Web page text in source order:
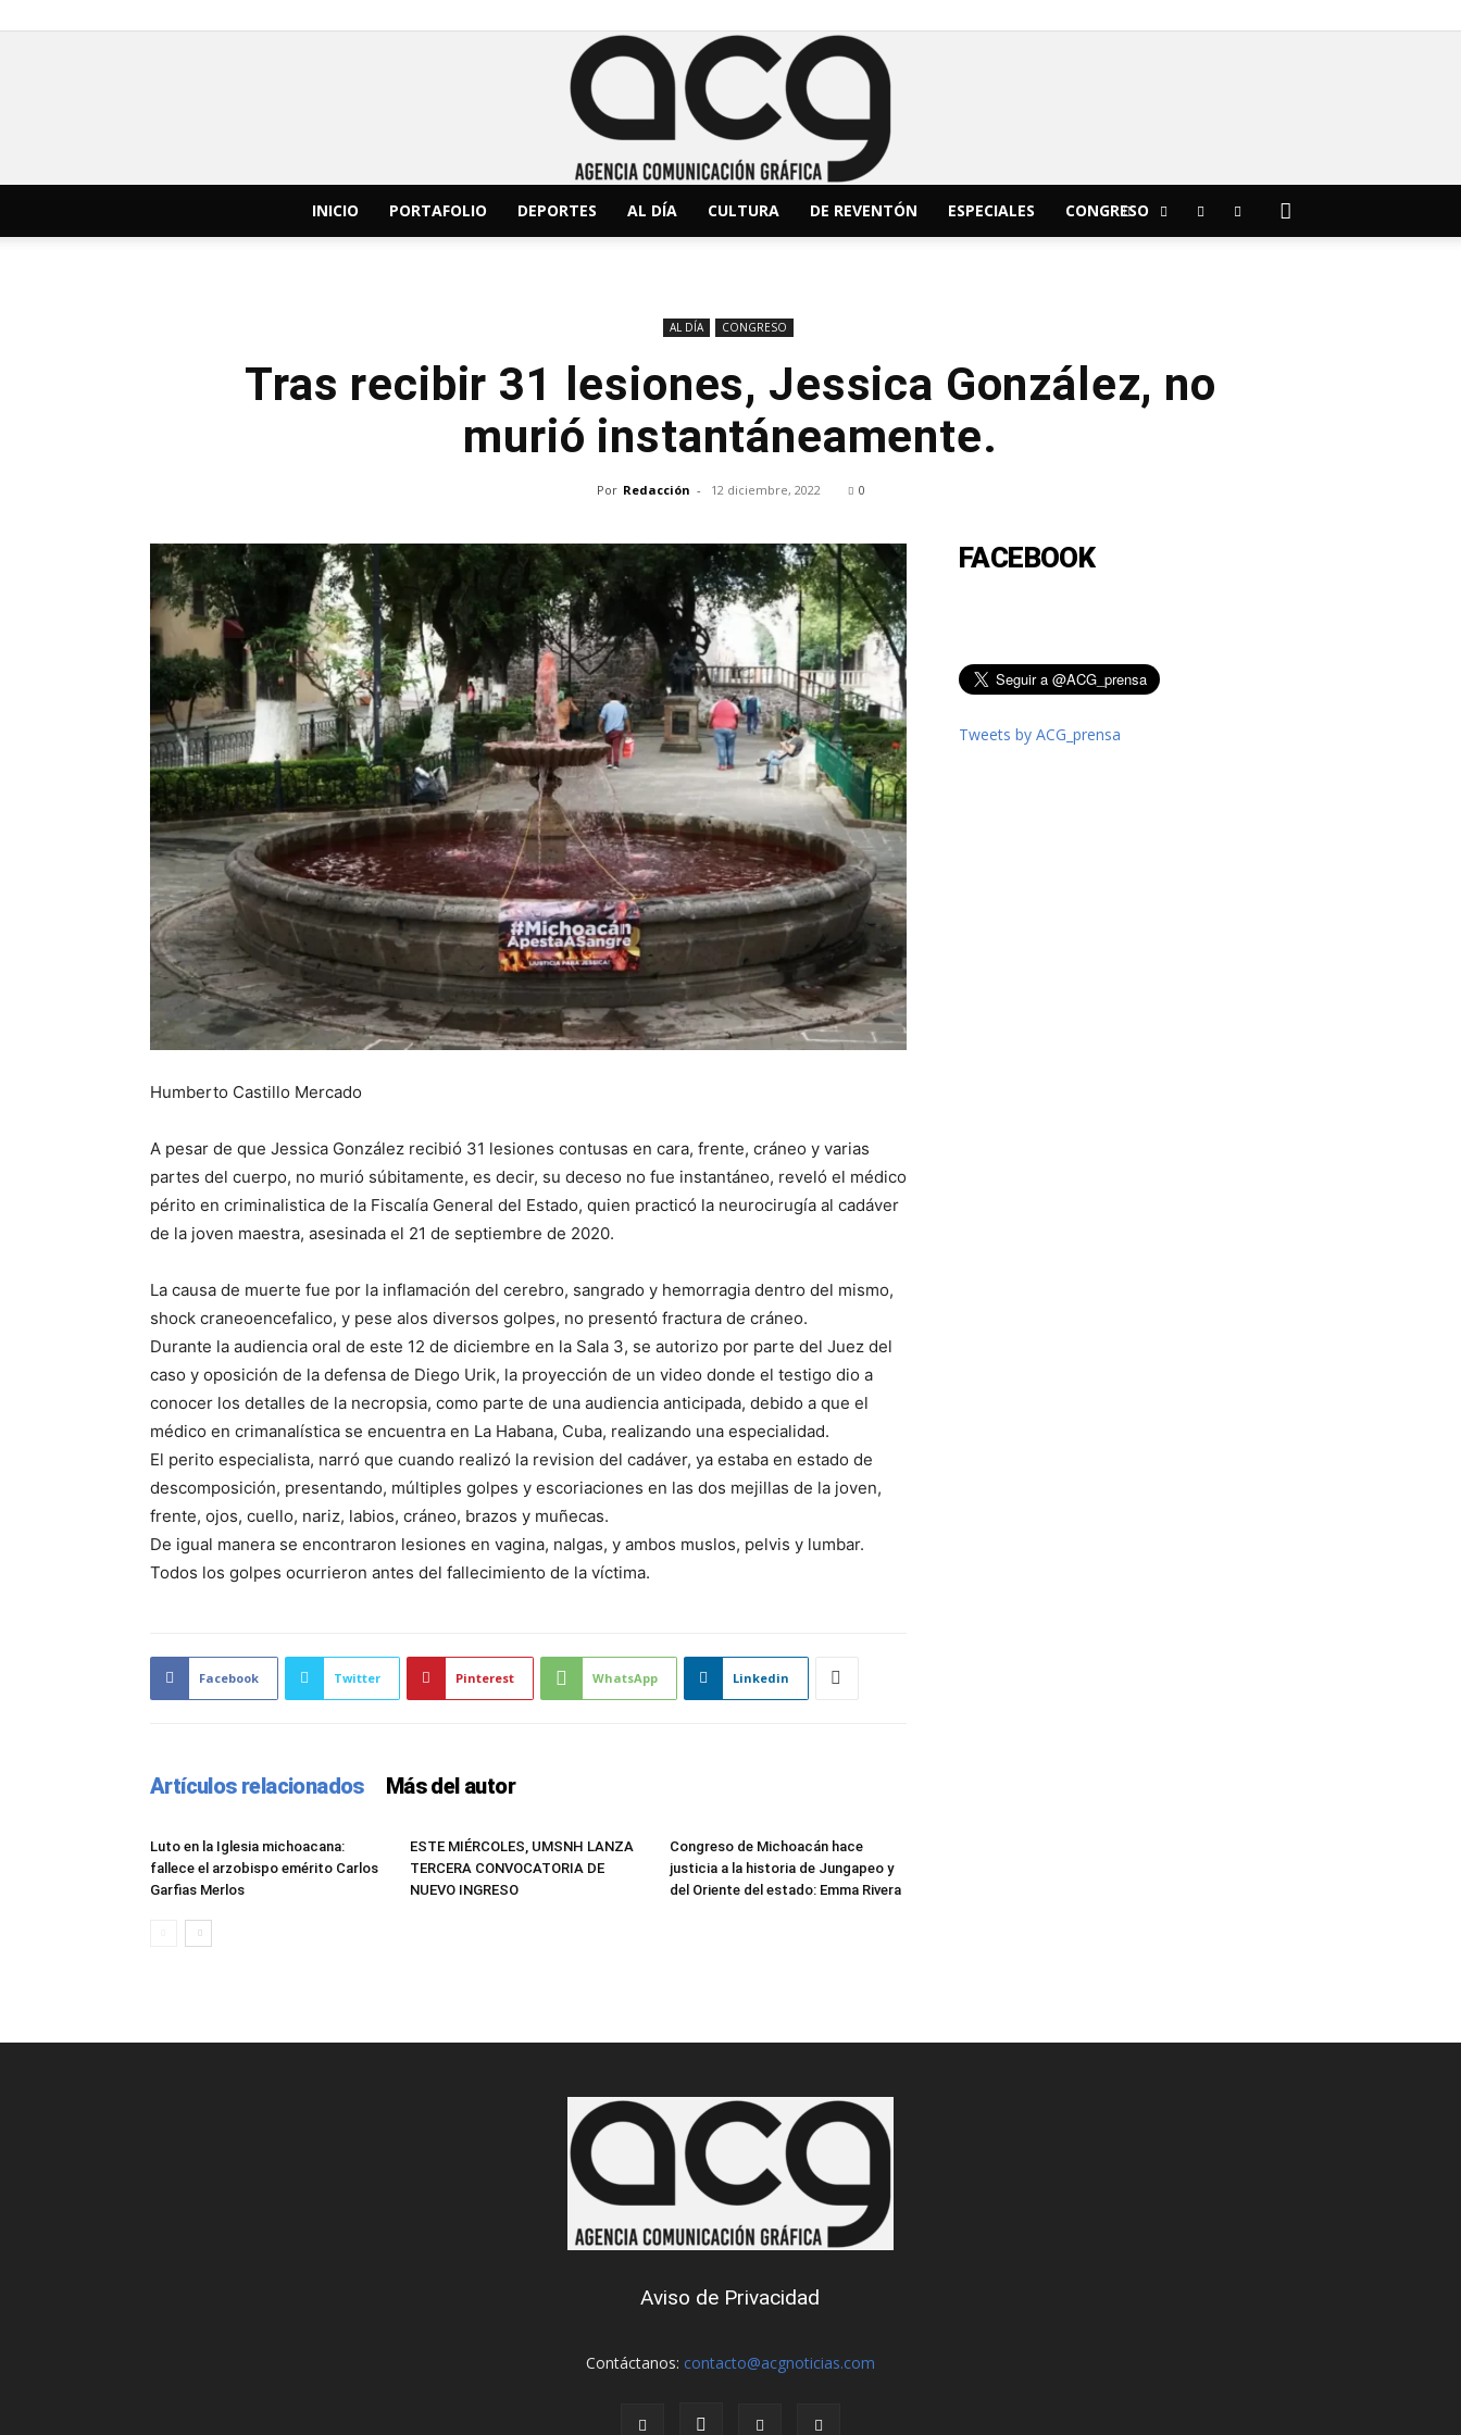
Noticias
INICIO PORTAFOLIO DEPORTES AL DÍA CULTURA DE REVENTÓN ESPECIALES CONGRESO
AL DÍA CONGRESO
Tras recibir 31 lesiones, Jessica González, no
murió instantáneamente.
Por Redacción - 12 diciembre, 2022 0
Humberto Castillo Mercado
A pesar de que Jessica González recibió 31 lesiones contusas en cara, frente, cráneo y varias
partes del cuerpo, no murió súbitamente, es decir, su deceso no fue instantáneo, reveló el médico
périto en criminalistica de la Fiscalía General del Estado, quien practicó la neurocirugía al cadáver
de la joven maestra, asesinada el 21 de septiembre de 2020.
La causa de muerte fue por la inflamación del cerebro, sangrado y hemorragia dentro del mismo,
shock craneoencefalico, y pese alos diversos golpes, no presentó fractura de cráneo.
Durante la audiencia oral de este 12 de diciembre en la Sala 3, se autorizo por parte del Juez del
caso y oposición de la defensa de Diego Urik, la proyección de un video donde el testigo dio a
conocer los detalles de la necropsia, como parte de una audiencia anticipada, debido a que el
médico en crimanalística se encuentra en La Habana, Cuba, realizando una especialidad.
El perito especialista, narró que cuando realizó la revision del cadáver, ya estaba en estado de
descomposición, presentando, múltiples golpes y escoriaciones en las dos mejillas de la joven,
frente, ojos, cuello, nariz, labios, cráneo, brazos y muñecas.
De igual manera se encontraron lesiones en vagina, nalgas, y ambos muslos, pelvis y lumbar.
Todos los golpes ocurrieron antes del fallecimiento de la víctima.
Facebook Twitter Pinterest WhatsApp Linkedin
Artículos relacionados Más del autor
Luto en la Iglesia michoacana:
fallece el arzobispo emérito Carlos
Garfias Merlos
ESTE MIÉRCOLES, UMSNH LANZA
TERCERA CONVOCATORIA DE
NUEVO INGRESO
Congreso de Michoacán hace
justicia a la historia de Jungapeo y
del Oriente del estado: Emma Rivera
FACEBOOK
Tweets by ACG_prensa
Aviso de Privacidad
Contáctanos: contacto@acgnoticias.com